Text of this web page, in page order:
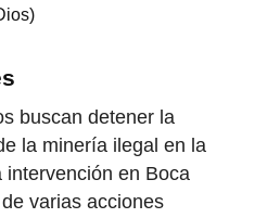
buscan detener la
la minería ilegal en la
intervención en Boca
varias acciones